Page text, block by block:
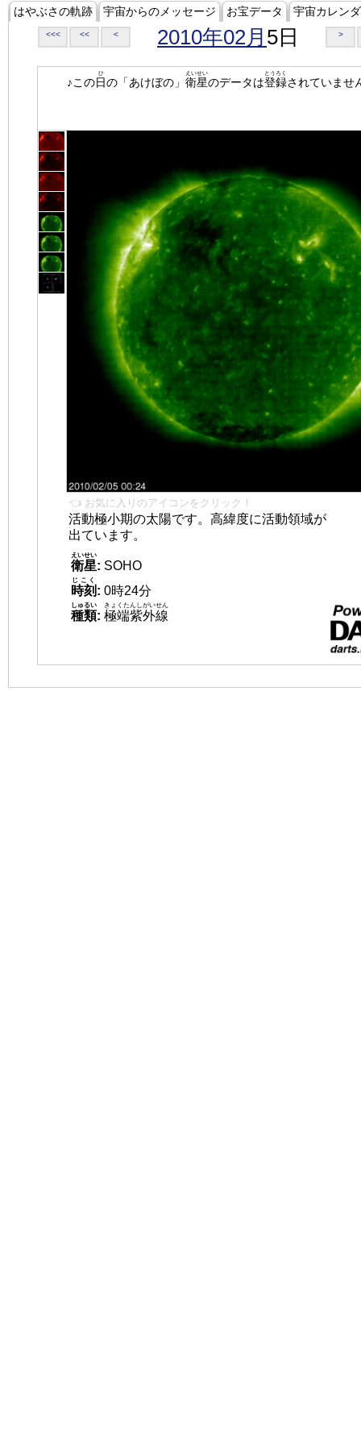
はやぶさの軌跡 宇宙からのメッセージ お宝データ 宇宙カレン
<<< << < 2010年02月 5日 >
♪この日
ひ
の「あけぼの」 衛星
えいせい
のデータは登録
とうろく
されていませ
👈 お気に入りのアイコンをクリック！
活動極小期の太陽です。高緯度に活動領域が
出ています。
衛星
えいせい
: SOHO
時刻
じこく
: 0時24分
種類
しゅるい
: 極端紫外線
きょくたんしがいせん